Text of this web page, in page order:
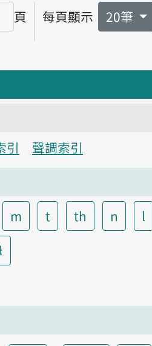
頁 每頁顯示 20筆
引
聲調索引
m t th n l